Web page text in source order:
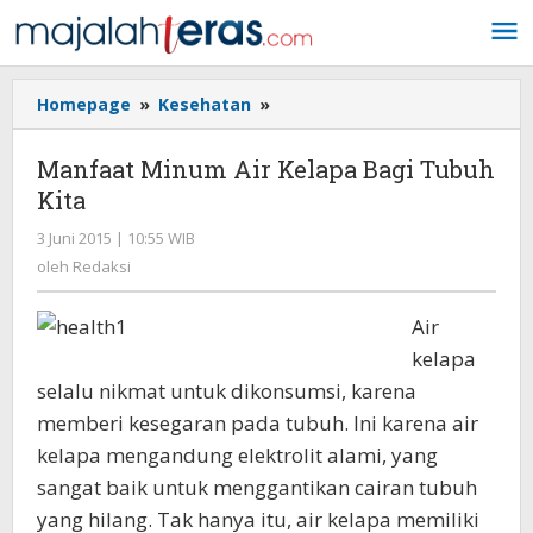
ke
konten
Homepage » Kesehatan »
Minum
Kelapa
Manfaat Minum Air Kelapa Bagi Tubuh
Kita
3 Juni 2015 | 10:55 WIB
oleh Redaksi
Air
kelapa
selalu nikmat untuk dikonsumsi, karena
memberi kesegaran pada tubuh. Ini karena air
kelapa mengandung elektrolit alami, yang
sangat baik untuk menggantikan cairan tubuh
yang hilang. Tak hanya itu, air kelapa memiliki